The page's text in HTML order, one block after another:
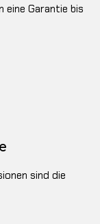
eine Garantie bis
sind die